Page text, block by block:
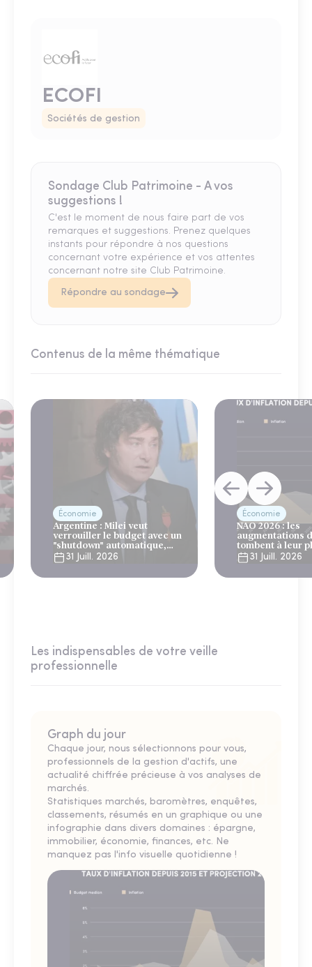
ECOFI
Sociétés de gestion
Sondage Club Patrimoine - A vos
suggestions !
C'est le moment de nous faire part de vos
remarques et suggestions. Prenez quelques
instants pour répondre à nos questions
concernant votre expérience et vos attentes
concernant notre site Club Patrimoine.
Répondre au sondage
Contenus de la même thématique
Économie
Argentine : Milei veut
verrouiller le budget avec un
"shutdown" automatique,
sous le regard bienveillant
du FMI
31 Juill. 2026
Économie
NAO 2026 : les
augmentations
tombent à leur
niveau depuis 4
31 Juill. 2026
Les indispensables de votre veille
professionnelle
Graph du jour
Chaque jour, nous sélectionnons pour vous,
professionnels de la gestion d'actifs, une
actualité chiffrée précieuse à vos analyses de
marchés.
Statistiques marchés, baromètres, enquêtes,
classements, résumés en un graphique ou une
infographie dans divers domaines : épargne,
immobilier, économie, finances, etc. Ne
manquez pas l'info visuelle quotidienne !